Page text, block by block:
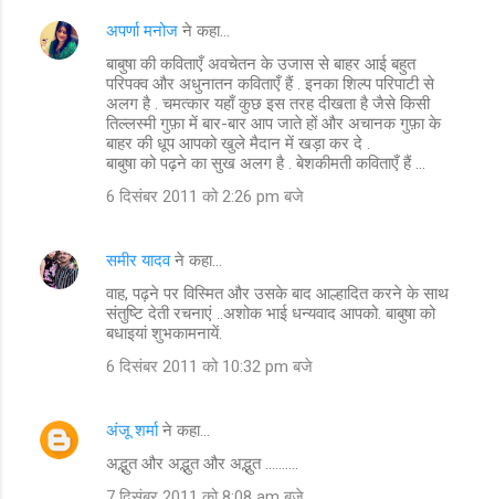
अपर्णा मनोज ने कहा…
बाबुषा की कविताएँ अवचेतन के उजास से बाहर आई बहुत
परिपक्व और अधुनातन कविताएँ हैं . इनका शिल्प परिपाटी से
अलग है . चमत्कार यहाँ कुछ इस तरह दीखता है जैसे किसी
तिल्लस्मी गुफ़ा में बार-बार आप जाते हों और अचानक गुफ़ा के
बाहर की धूप आपको खुले मैदान में खड़ा कर दे .
बाबुषा को पढ़ने का सुख अलग है . बेशकीमती कविताएँ हैं ...
6 दिसंबर 2011 को 2:26 pm बजे
समीर यादवने कहा…
वाह, पढ़ने पर विस्मित और उसके बाद आल्हादित करने के साथ
संतुष्टि देती रचनाएं ..अशोक भाई धन्यवाद आपको. बाबुषा को
बधाइयां शुभकामनायें.
6 दिसंबर 2011 को 10:32 pm बजे
अंजू शर्माने कहा…
अद्भुत और अद्भुत और अद्भुत ..........